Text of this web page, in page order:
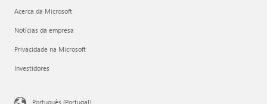
Acerca da Microsoft
Notícias da empresa
Privacidade na Microsoft
Investidores
Português (Portugal)